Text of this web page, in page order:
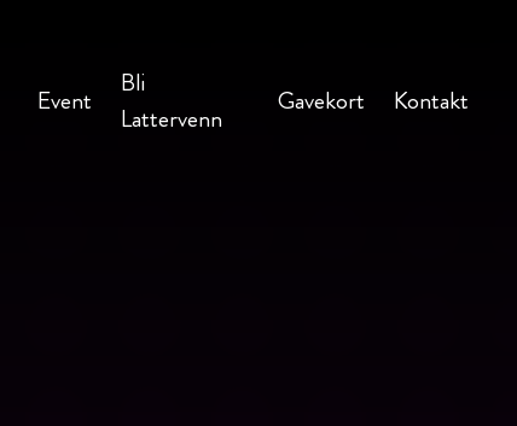
Event
Bli
Lattervenn
Gavekort Kontakt